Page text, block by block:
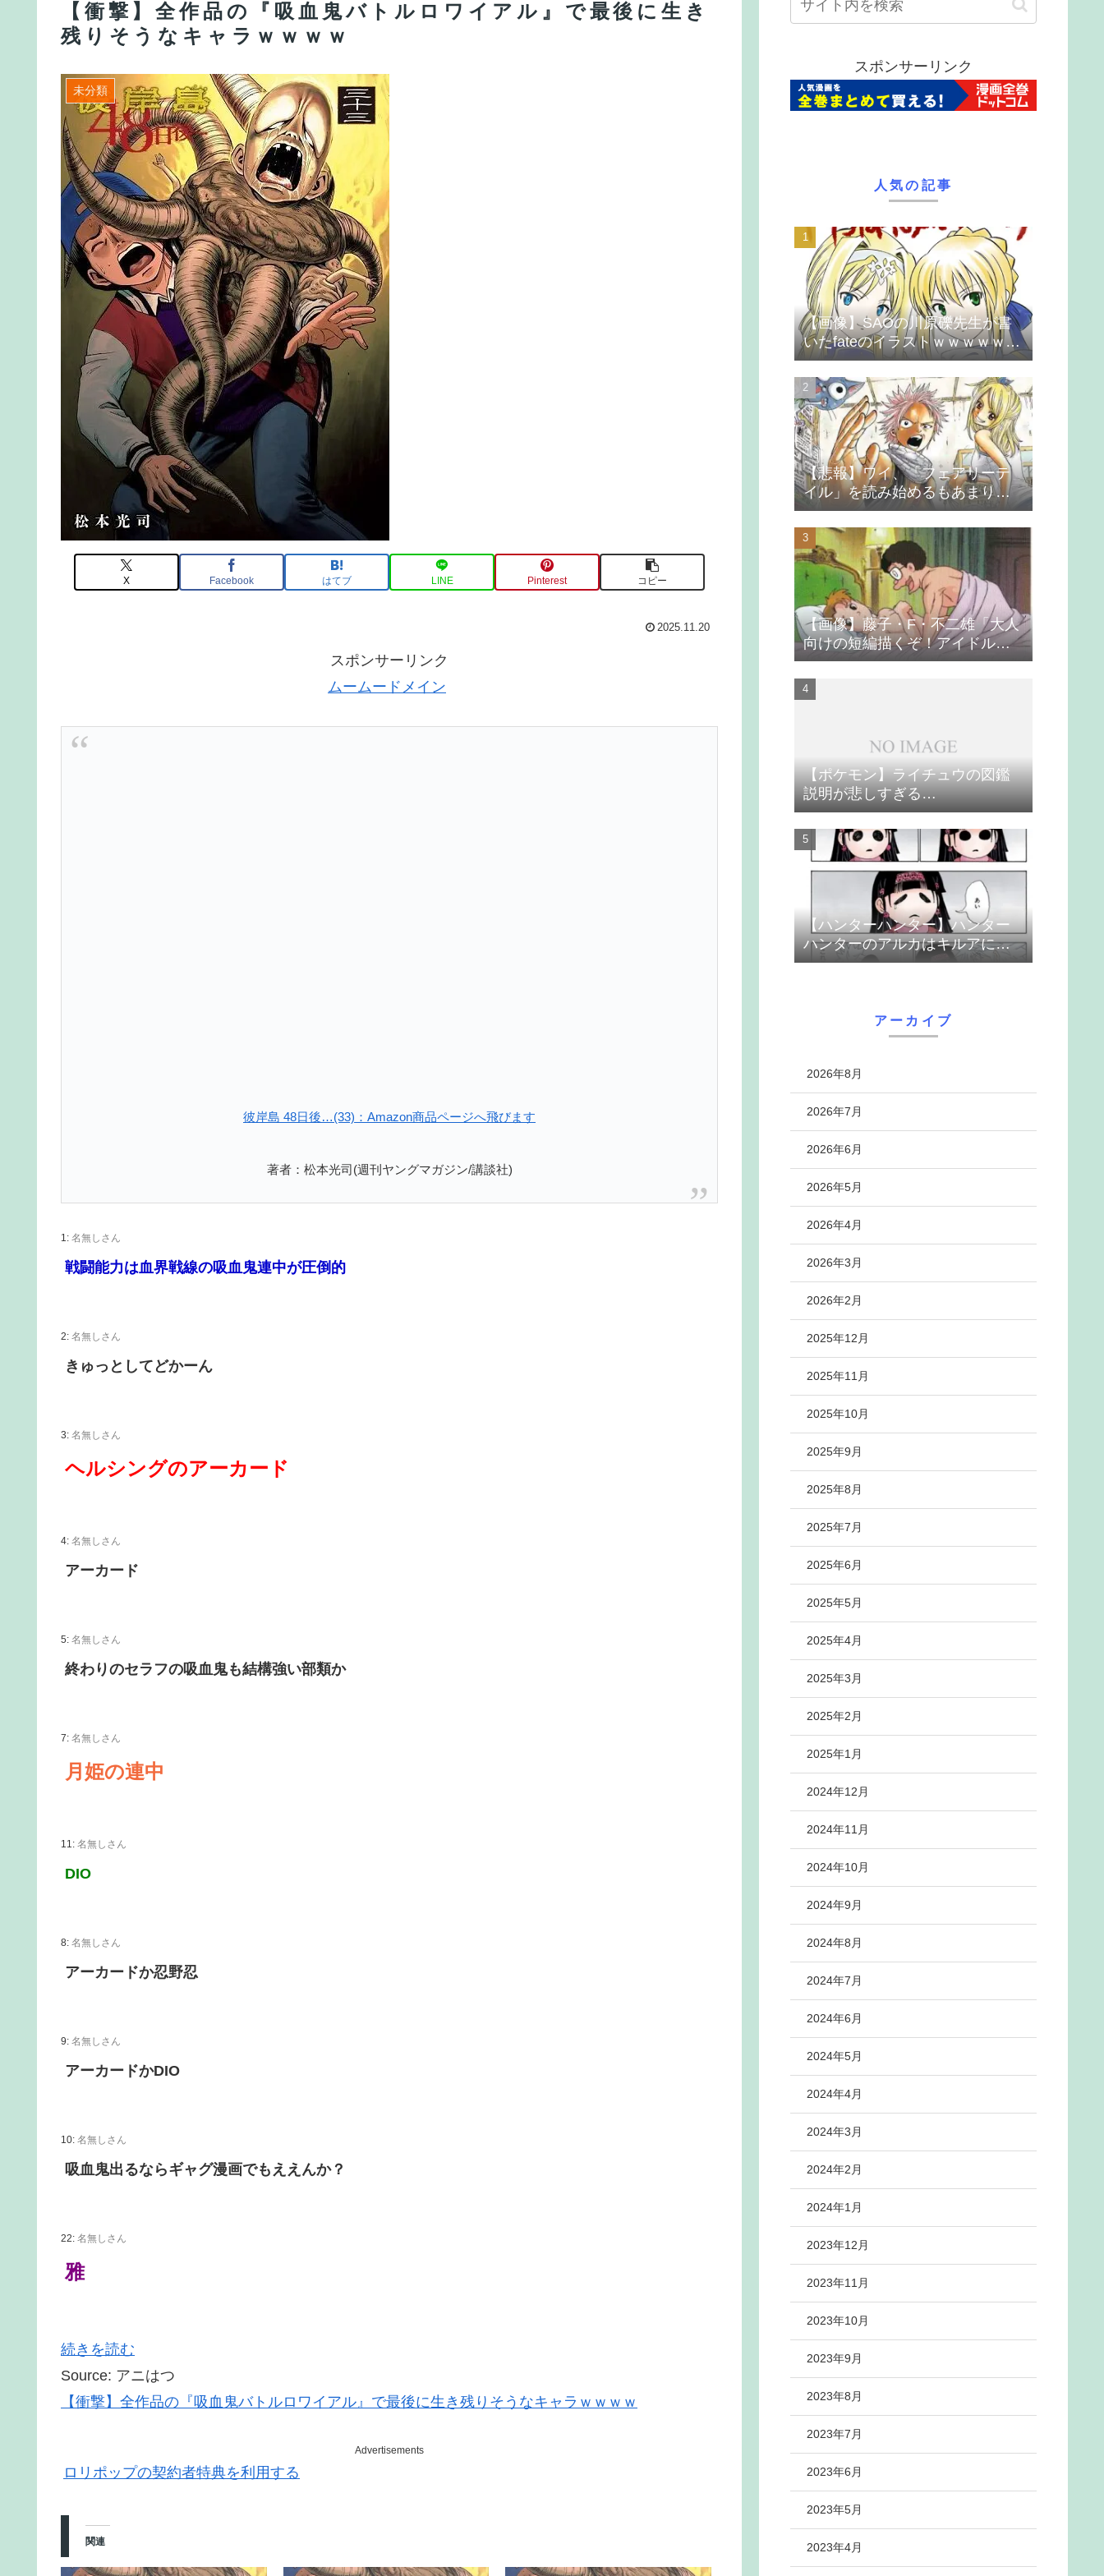
【衝撃】全作品の『吸血鬼バトルロワイアル』で最後に生き
残りそうなキャラｗｗｗｗ
未分類
X Facebook はてブ LINE Pinterest コピー
2025.11.20
スポンサーリンク
ムームードメイン
彼岸島 48日後…(33)：Amazon商品ページへ飛びます
著者：松本光司(週刊ヤングマガジン/講談社)
1: 名無しさん
戦闘能力は血界戦線の吸血鬼連中が圧倒的
2: 名無しさん
きゅっとしてどかーん
3: 名無しさん
ヘルシングのアーカード
4: 名無しさん
アーカード
5: 名無しさん
終わりのセラフの吸血鬼も結構強い部類か
7: 名無しさん
月姫の連中
11: 名無しさん
DIO
8: 名無しさん
アーカードか忍野忍
9: 名無しさん
アーカードかDIO
10: 名無しさん
吸血鬼出るならギャグ漫画でもええんか？
22: 名無しさん
雅
続きを読む
Source: アニはつ
【衝撃】全作品の『吸血鬼バトルロワイアル』で最後に生き残りそうなキャラｗｗｗｗ
Advertisements
ロリポップの契約者特典を利用する
関連
スポンサーリンク
人気の記事
【画像】SAOの川原礫先生が書
いたfateのイラストｗｗｗｗｗｗ
ｗｗｗ
【悲報】ワイ、「フェアリーテ
イル」を読み始めるもあまりの
つまらなさに挫折する
【画像】藤子・F・不二雄「大人
向けの短編描くぞ！アイドルが
無理やり抱かれるシーン入れ
よ」
【ポケモン】ライチュウの図鑑
説明が悲しすぎる…
【ハンターハンター】ハンター
ハンターのアルカはキルアに取
り付いた暗黒大陸の欲望の共依
アーカイブ
2026年8月
2026年7月
2026年6月
2026年5月
2026年4月
2026年3月
2026年2月
2025年12月
2025年11月
2025年10月
2025年9月
2025年8月
2025年7月
2025年6月
2025年5月
2025年4月
2025年3月
2025年2月
2025年1月
2024年12月
2024年11月
2024年10月
2024年9月
2024年8月
2024年7月
2024年6月
2024年5月
2024年4月
2024年3月
2024年2月
2024年1月
2023年12月
2023年11月
2023年10月
2023年9月
2023年8月
2023年7月
2023年6月
2023年5月
2023年4月